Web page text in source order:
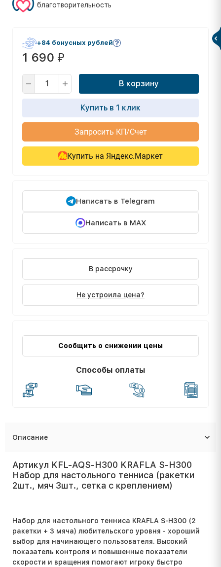
благотворительность
+84 бонусных рублей
1 690 ₽
В корзину
Купить в 1 клик
Запросить КП/Счет
Купить на Яндекс.Маркет
Написать в Telegram
Написать в MAX
В рассрочку
Не устроила цена?
Сообщить о снижении цены
Способы оплаты
Описание
Артикул KFL-AQS-H300 KRAFLA S-H300
Набор для настольного тенниса (ракетки
2шт., мяч 3шт., сетка с креплением)
Набор для настольного тенниса KRAFLA S-H300 (2
ракетки + 3 мяча) любительского уровня - хороший
выбор для начинающего пользователя. Высокий
показатель контроля и повышенные показатели
скорости и вращения помогают игроку быстро